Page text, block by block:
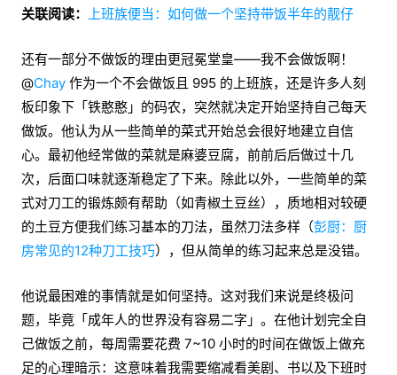
关联阅读： 上班族便当：如何做一个坚持带饭半年的靓仔
还有一部分不做饭的理由更冠冕堂皇——我不会做饭啊！
@Chay 作为一个不会做饭且 995 的上班族，还是许多人刻
板印象下「铁憨憨」的码农，突然就决定开始坚持自己每天
做饭。他认为从一些简单的菜式开始总会很好地建立自信
心。最初他经常做的菜就是麻婆豆腐，前前后后做过十几
次，后面口味就逐渐稳定了下来。除此以外，一些简单的菜
式对刀工的锻炼颇有帮助（如青椒土豆丝），质地相对较硬
的土豆方便我们练习基本的刀法，虽然刀法多样（彭厨：厨
房常见的12种刀工技巧），但从简单的练习起来总是没错。
他说最困难的事情就是如何坚持。这对我们来说是终极问
题，毕竟「成年人的世界没有容易二字」。在他计划完全自
己做饭之前，每周需要花费 7~10 小时的时间在做饭上做充
足的心理暗示：这意味着我需要缩减看美剧、书以及下班时